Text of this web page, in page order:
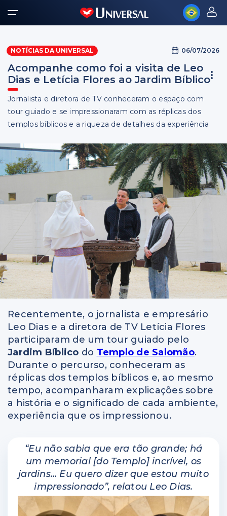
NOTÍCIAS DA UNIVERSAL 06/07/2026
Acompanhe como foi a visita de Leo
Dias e Letícia Flores ao Jardim Bíblico
Jornalista e diretora de TV conheceram o espaço com
tour guiado e se impressionaram com as réplicas dos
templos bíblicos e a riqueza de detalhes da experiência
Recentemente, o jornalista e empresário
Leo Dias e a diretora de TV Letícia Flores
participaram de um tour guiado pelo
Jardim Bíblico do Templo de Salomão.
Durante o percurso, conheceram as
réplicas dos templos bíblicos e, ao mesmo
tempo, acompanharam explicações sobre
a história e o significado de cada ambiente,
experiência que os impressionou.
“Eu não sabia que era tão grande; há
um memorial [do Templo] incrível, os
jardins… Eu quero dizer que estou muito
impressionado”, relatou Leo Dias.